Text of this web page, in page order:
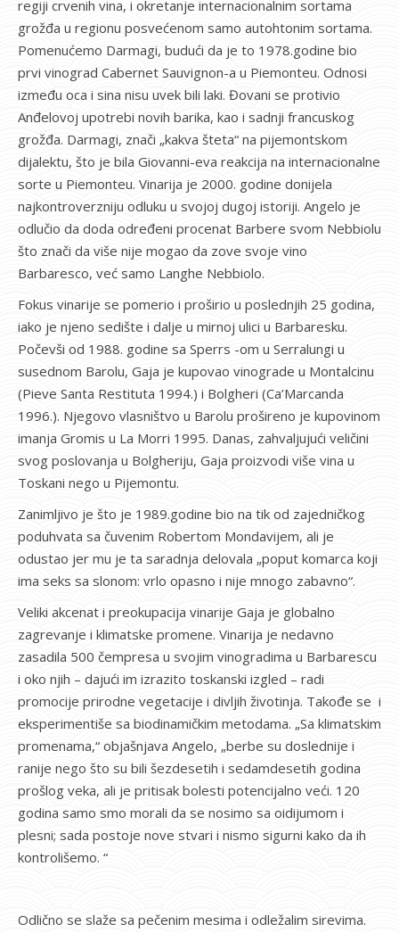
regiji crvenih vina, i okretanje internacionalnim sortama
grožđa u regionu posvećenom samo autohtonim sortama.
Pomenućemo Darmagi, budući da je to 1978.godine bio
prvi vinograd Cabernet Sauvignon-a u Piemonteu. Odnosi
između oca i sina nisu uvek bili laki. Đovani se protivio
Anđelovoj upotrebi novih barika, kao i sadnji francuskog
grožđa. Darmagi, znači „kakva šteta“ na pijemontskom
dijalektu, što je bila Giovanni-eva reakcija na internacionalne
sorte u Piemonteu. Vinarija je 2000. godine donijela
najkontroverzniju odluku u svojoj dugoj istoriji. Angelo je
odlučio da doda određeni procenat Barbere svom Nebbiolu
što znači da više nije mogao da zove svoje vino
Barbaresco, već samo Langhe Nebbiolo.
Fokus vinarije se pomerio i proširio u poslednjih 25 godina,
iako je njeno sedište i dalje u mirnoj ulici u Barbaresku.
Počevši od 1988. godine sa Sperrs -om u Serralungi u
susednom Barolu, Gaja je kupovao vinograde u Montalcinu
(Pieve Santa Restituta 1994.) i Bolgheri (Ca’Marcanda
1996.). Njegovo vlasništvo u Barolu prošireno je kupovinom
imanja Gromis u La Morri 1995. Danas, zahvaljujući veličini
svog poslovanja u Bolgheriju, Gaja proizvodi više vina u
Toskani nego u Pijemontu.
Zanimljivo je što je 1989.godine bio na tik od zajedničkog
poduhvata sa čuvenim Robertom Mondavijem, ali je
odustao jer mu je ta saradnja delovala „poput komarca koji
ima seks sa slonom: vrlo opasno i nije mnogo zabavno“.
Veliki akcenat i preokupacija vinarije Gaja je globalno
zagrevanje i klimatske promene. Vinarija je nedavno
zasadila 500 čempresa u svojim vinogradima u Barbarescu
i oko njih – dajući im izrazito toskanski izgled – radi
promocije prirodne vegetacije i divljih životinja. Takođe se i
eksperimentiše sa biodinamičkim metodama. „Sa klimatskim
promenama,“ objašnjava Angelo, „berbe su doslednije i
ranije nego što su bili šezdesetih i sedamdesetih godina
prošlog veka, ali je pritisak bolesti potencijalno veći. 120
godina samo smo morali da se nosimo sa oidijumom i
plesni; sada postoje nove stvari i nismo sigurni kako da ih
kontrolišemo. “
Odlično se slaže sa pečenim mesima i odležalim sirevima.